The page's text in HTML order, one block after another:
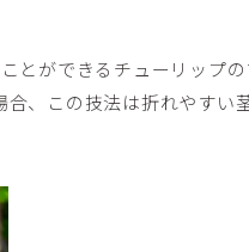
とができるチューリップ
、この技法は折れやすい